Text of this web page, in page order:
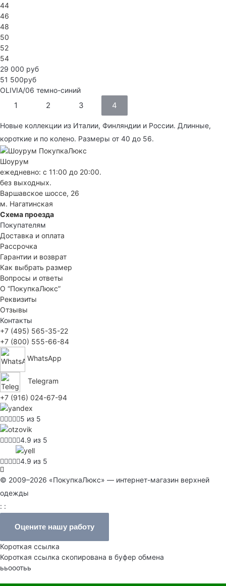
44
46
48
50
52
54
29 000 руб
51 500руб
OLIVIA/06 темно-синий
1 2 3 4
Новые коллекции из Италии, Финляндии и России. Длинные,
короткие и по колено. Размеры от 40 до 56.
Шоурум
ежедневно: с 11:00 до 20:00.
без выходных.
Варшавское шоссе, 26
м. Нагатинская
Схема проезда
Покупателям
Доставка и оплата
Рассрочка
Гарантии и возврат
Как выбрать размер
Вопросы и ответы
О “ПокупкаЛюкс”
Реквизиты
Отзывы
Контакты
+7 (495) 565-35-22
+7 (800) 555-66-84
WhatsApp
Telegram
+7 (916) 024-67-94
5 из 5
4.9 из 5
4.9 из 5
© 2009–2026 «ПокупкаЛюкс» — интернет-магазин верхней
одежды
: :
Оцените нашу работу
Короткая ссылка
Короткая ссылка скопирована в буфер обмена
ььооотьь